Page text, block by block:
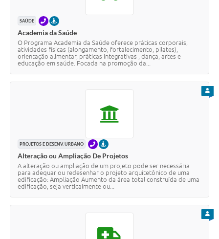
SAÚDE TELEFONEPRESENCIAL
Academia da Saúde
O Programa Academia da Saúde oferece práticas corporais,
atividades físicas (alongamento, fortalecimento, pilates),
orientação alimentar, práticas integrativas , dança, artes e
educação em saúde. Focada na promoção da...
PROJETOS E DESENV. URBANO TELEFONEPRESENCIAL
Alteração ou Ampliação De Projetos
A alteração ou ampliação de um projeto pode ser necessária
para adequar ou redesenhar o projeto arquitetônico de uma
edificação: Ampliação Aumento da área total construída de uma
edificação, seja verticalmente ou...